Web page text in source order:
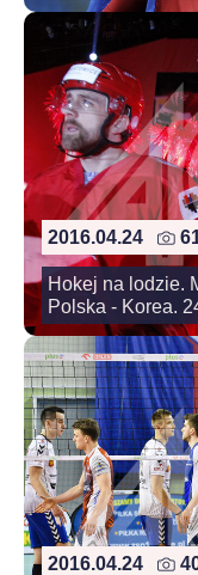
2016.04.24
Hokej na lodzie.
Polska - Korea.
2016.04.24